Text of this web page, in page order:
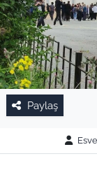
Paylaş